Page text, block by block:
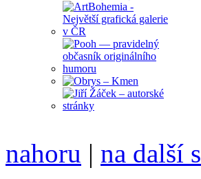
nahoru | na další